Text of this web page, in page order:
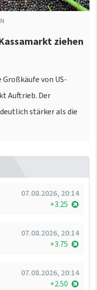
ziehen
von US-
Auftrieb. Der
stärker als die
07.08.2026, 20:14
+3.25
07.08.2026, 20:14
+3.75
07.08.2026, 20:14
+2.50